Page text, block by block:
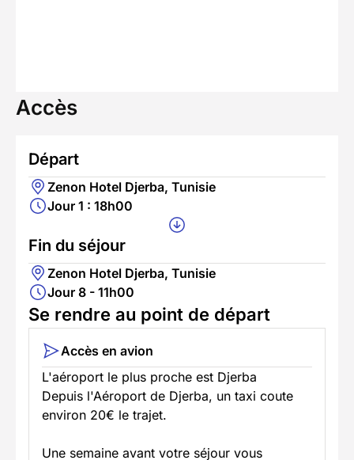
Accès
Départ
Zenon Hotel Djerba, Tunisie
Jour 1 : 18h00
Fin du séjour
Zenon Hotel Djerba, Tunisie
Jour 8 - 11h00
Se rendre au point de départ
Accès en avion
L'aéroport le plus proche est Djerba
Depuis l'Aéroport de Djerba, un taxi coute
environ 20€ le trajet.
Une semaine avant votre séjour vous